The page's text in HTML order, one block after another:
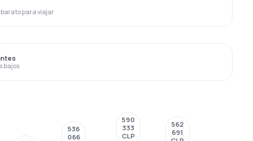
barato para viajar
bajos
536
066
590
333
CLP
562
691